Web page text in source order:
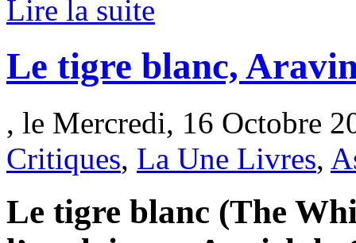
Lire la suite
Le tigre blanc,
, le Mercredi, 16 Octobre
Critiques, La Une Livres,
Le tigre blanc (The